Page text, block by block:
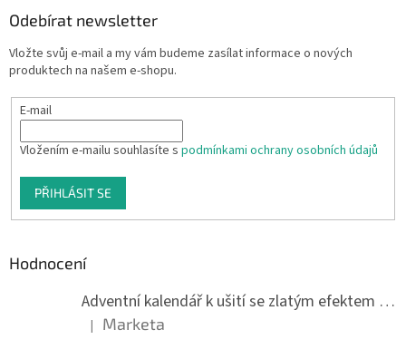
Odebírat newsletter
Vložte svůj e-mail a my vám budeme zasílat informace o nových
produktech na našem e-shopu.
E-mail
Vložením e-mailu souhlasíte s podmínkami ochrany osobních údajů
PŘIHLÁSIT SE
Hodnocení
Adventní kalendář k ušití se zlatým efektem 042Q
Hodnocení produktu je 5 z 5 hvězdiček.
| Marketa